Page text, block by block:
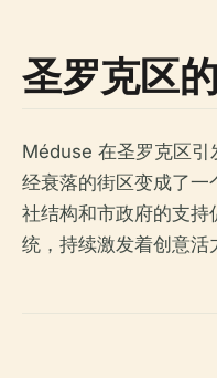
圣罗克区
Méduse 在圣罗克区引
经衰落的街区变成了
社结构和市政府的支持
统，持续激发着创意活